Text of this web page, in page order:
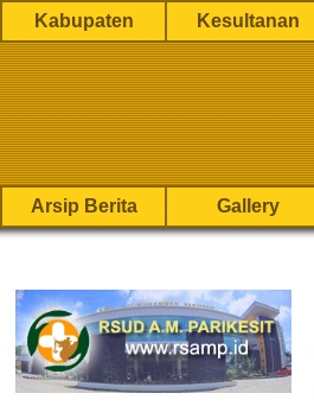
Kabupaten Kesultanan
Arsip Berita Gallery